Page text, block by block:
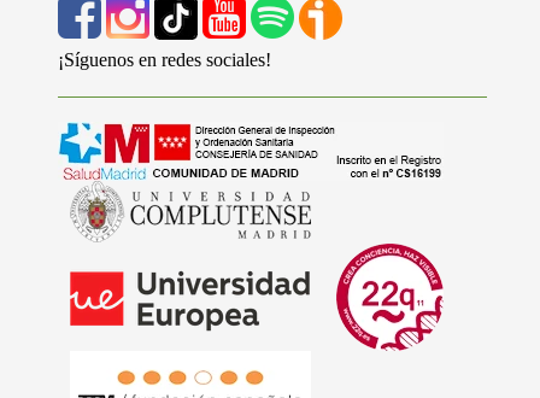
¡Síguenos en redes sociales!